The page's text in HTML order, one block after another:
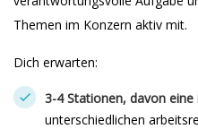
Themen im Konzern aktiv mit.
Dich erwarten:
3-4 Stationen, davon eine
unterschiedlichen